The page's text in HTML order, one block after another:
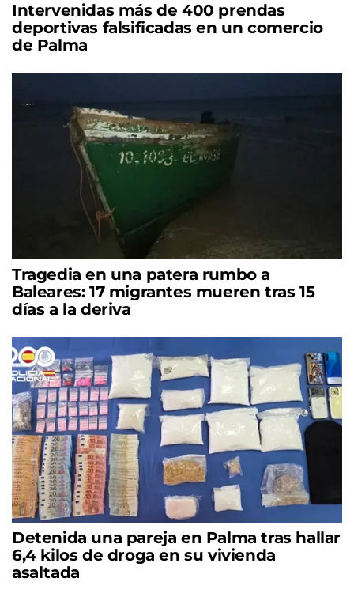
Intervenidas más de 400 prendas
deportivas falsificadas en un comercio
de Palma
Tragedia en una patera rumbo a
Baleares: 17 migrantes mueren tras 15
días a la deriva
Detenida una pareja en Palma tras hallar
6,4 kilos de droga en su vivienda
asaltada